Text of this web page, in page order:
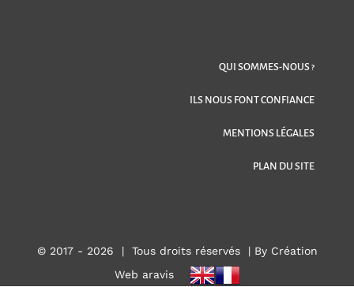
QUI SOMMES-NOUS ?
ILS NOUS FONT CONFIANCE
MENTIONS LÉGALES
PLAN DU SITE
© 2017 - 2026 | Tous droits réservés | By Création
Web aravis